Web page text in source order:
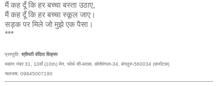
मैं कह दूँ कि हर बच्चा बस्ता उठाए,
मैं कह दूँ कि हर बच्चा स्कूल जाए।
सड़क पर मिले जो मुझे एक पैसा।
***
प्रस्तुति: श्रीमती वंदिता विक्रम
मकान नंबर 31, 10वाँ (10th) मेन, फोर्थ सी-ब्लाक, कोरोमंगला-34, बंगलुरु-560034 (कर्नाटक)
चलभाष: 09845007190